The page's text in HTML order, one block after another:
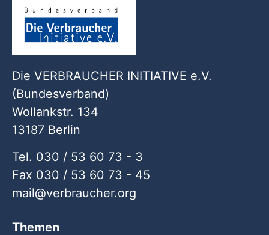
Die VERBRAUCHER INITIATIVE e.V.
(Bundesverband)
Wollankstr. 134
13187 Berlin
Tel. 030 / 53 60 73 - 3
Fax 030 / 53 60 73 - 45
mail
verbraucher org
Themen